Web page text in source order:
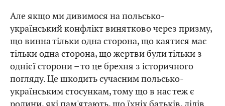
Але якщо ми дивимося на польсько-
український конфлікт винятково через призму,
що винна тільки одна сторона, що каятися має
тільки одна сторона, що жертви були тільки з
однієї сторони – то це брехня з історичного
погляду. Це шкодить сучасним польсько-
українським стосункам, тому що в нас теж є